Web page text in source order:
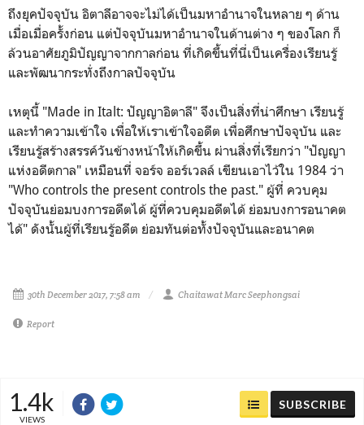
ถึงยุคปัจจุบัน อิตาลีอาจจะไม่ได้เป็นมหาอำนาจในหลาย ๆ ด้าน
เมื่อเมื่อครั้งก่อน แต่ปัจจุบันมหาอำนาจในด้านต่าง ๆ ของโลก ก็
ล้วนอาศัยภูมิปัญญาจากกาลก่อน ที่เกิดขึ้นที่นี่เป็นเครื่องเรียนรู้
และพัฒนากระทั่งถึงกาลปัจจุบัน
เหตุนี้ "Made in Italt: ปัญญาอิตาลี" จึงเป็นสิ่งที่น่าศึกษา เรียนรู้
และทำความเข้าใจ เพื่อให้เราเข้าใจอดีต เพื่อศึกษาปัจจุบัน และ
เรียนรู้สร้างสรรค์วันข้างหน้าให้เกิดขึ้น ผ่านสิ่งที่เรียกว่า "ปัญญา
แห่งอดีตกาล" เหมือนที่ จอร์จ ออร์เวลล์ เขียนเอาไว้ใน 1984 ว่า
"Who controls the present controls the past." ผู้ที่ ควบคุม
ปัจจุบันย่อมบงการอดีตได้ ผู้ที่ควบคุมอดีตได้ ย่อมบงการอนาคต
ได้" ดังนั้นผู้ที่เรียนรู้อดีต ย่อมทันต่อทั้งปัจจุบันและอนาคต
30th December 2017, 7:58 am Chaitawat Marc Seephongsai
Report
1.4k
VIEWS
SUBSCRIBE